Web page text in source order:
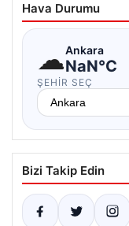
Hava Durumu
☁Ankara
NaN°C
ŞEHIR SEÇ
Bizi Takip Edin